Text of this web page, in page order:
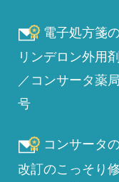
電子処方箋
リンデロン外用
／コンサータ薬
号
コンサータ
改訂のこっそり